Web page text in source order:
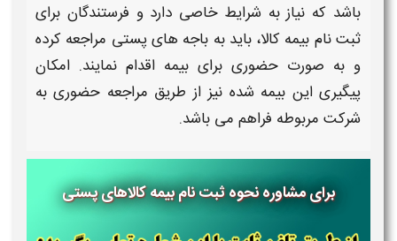
باشد که نیاز به شرایط خاصی دارد و فرستندگان برای
ثبت نام بیمه کالا، باید به باجه هایپستی مراجعه کرده
و به صورت حضوری برای بیمه اقدام نمایند. امکان
پیگیریاین بیمه شده نیز از طریق مراجعه حضوری به
شرکت مربوطه فراهم می باشد.
برای مشاوره نحوه ثبت نام بیمه کالاهای پستی